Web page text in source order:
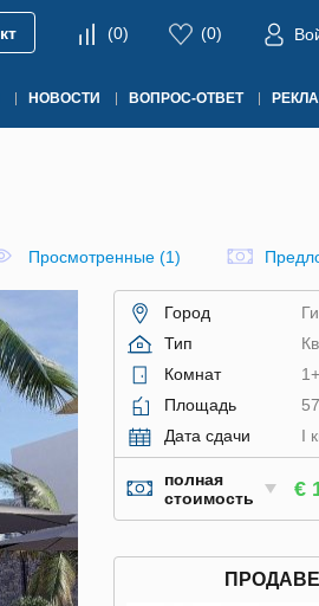
(0) (0)
НОВОСТИ ВОПРОС-ОТВЕТ
Просмотренные (1)
Город
Тип
Комнат
Площадь
Дата сдачи
I
полная
стоимость
€